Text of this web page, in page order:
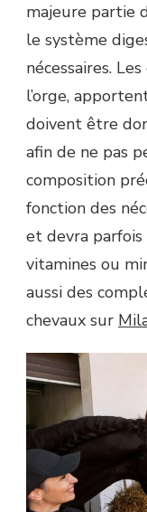
majeure partie
le système
nécessaires.
l’orge,
doivent être
afin de ne pas
composition
fonction des
et devra
vitamines ou
aussi des
chevaux sur